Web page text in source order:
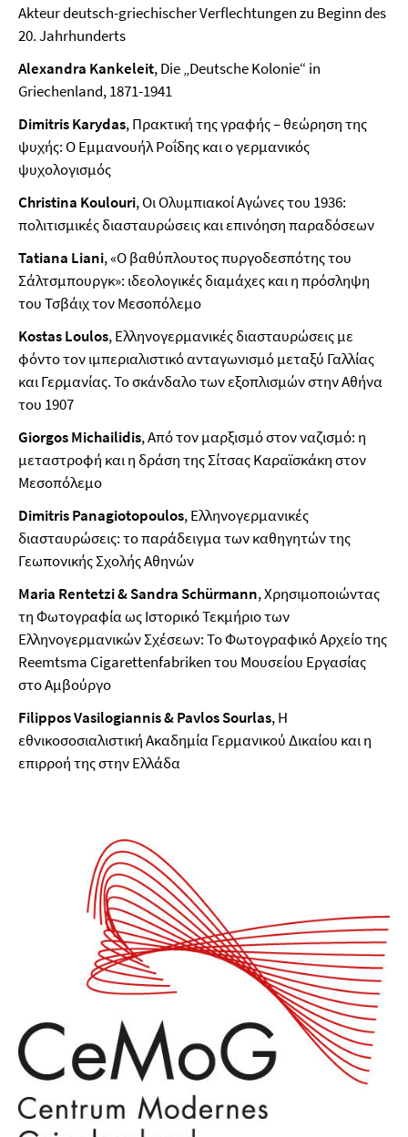
Akteur deutsch-griechischer Verflechtungen zu Beginn des
20. Jahrhunderts
Alexandra Kankeleit, Die „Deutsche Kolonie“ in
Griechenland, 1871-1941
Dimitris Karydas, Πρακτική της γραφής – θεώρηση της
ψυχής: Ο Εμμανουήλ Ροΐδης και ο γερμανικός
ψυχολογισμός
Christina Koulouri, Οι Ολυμπιακοί Αγώνες του 1936:
πολιτισμικές διασταυρώσεις και επινόηση παραδόσεων
Tatiana Liani, «Ο βαθύπλουτος πυργοδεσπότης του
Σάλτσμπουργκ»: ιδεολογικές διαμάχες και η πρόσληψη
του Τσβάιχ τον Μεσοπόλεμο
Kostas Loulos, Ελληνογερμανικές διασταυρώσεις με
φόντο τον ιμπεριαλιστικό ανταγωνισμό μεταξύ Γαλλίας
και Γερμανίας. Το σκάνδαλο των εξοπλισμών στην Αθήνα
του 1907
Giorgos Michailidis, Από τον μαρξισμό στον ναζισμό: η
μεταστροφή και η δράση της Σίτσας Καραϊσκάκη στον
Μεσοπόλεμο
Dimitris Panagiotopoulos, Ελληνογερμανικές
διασταυρώσεις: το παράδειγμα των καθηγητών της
Γεωπονικής Σχολής Αθηνών
Maria Rentetzi & Sandra Schürmann, Χρησιμοποιώντας
τη Φωτογραφία ως Ιστορικό Τεκμήριο των
Ελληνογερμανικών Σχέσεων: Το Φωτογραφικό Αρχείο της
Reemtsma Cigarettenfabriken του Μουσείου Εργασίας
στο Αμβούργο
Filippos Vasilogiannis & PavlosSourlas,Η
εθνικοσοσιαλιστική Ακαδημία Γερμανικού Δικαίου και η
επιρροή της στην Ελλάδα